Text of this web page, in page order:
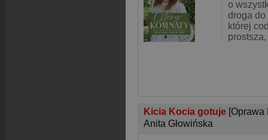
o
droga
której
Kicia Kocia gotuje [Oprawa
Anita Głowińska